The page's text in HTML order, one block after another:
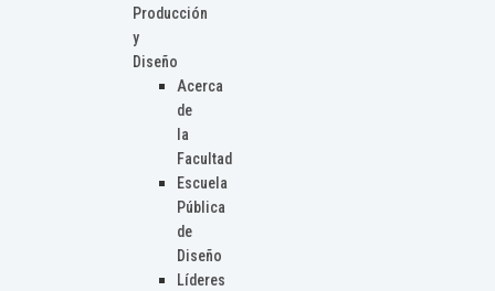
Producción
y
Diseño
Acerca
de
la
Facultad
Escuela
Pública
de
Diseño
Líderes